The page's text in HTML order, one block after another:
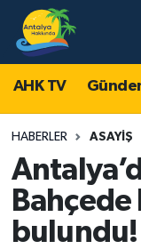
AHK TV
HABERLER ASAYIŞ
bulundu!
AHK TV
Gündem
Asayiş
Turizm
Antalya
Antalya
Antalya
Antalya